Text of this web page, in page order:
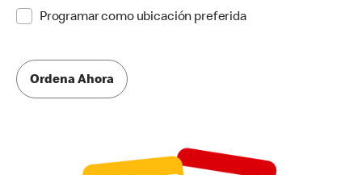
Programar como ubicación preferida
Ordena Ahora